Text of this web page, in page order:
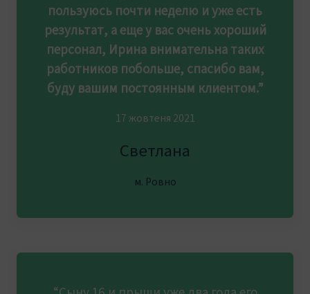
пользуюсь почти неделю и уже есть
результат, а еще у вас очень хороший
персонал, Ирина внимательна таких
работников побольше, спасибо вам,
буду вашим постоянным клиентом.”
17 жовтеня 2021
Светлана
м. Ровно